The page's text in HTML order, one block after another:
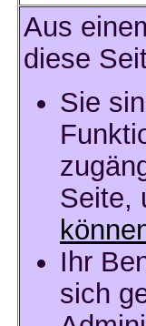
Aus
diese
Sie
Seite,
Ihr
sich